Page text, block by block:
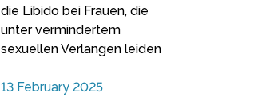
die Libido bei Frauen, die
unter vermindertem
sexuellen Verlangen leiden
13 February 2025